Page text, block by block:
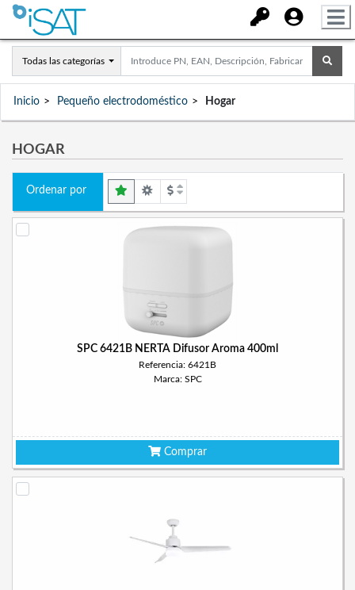
Todas las categorías
Inicio Pequeño electrodoméstico Hogar
HOGAR
Ordenar por
SPC 6421B NERTA Difusor Aroma 400ml
Referencia: 6421B
Marca: SPC
Comprar